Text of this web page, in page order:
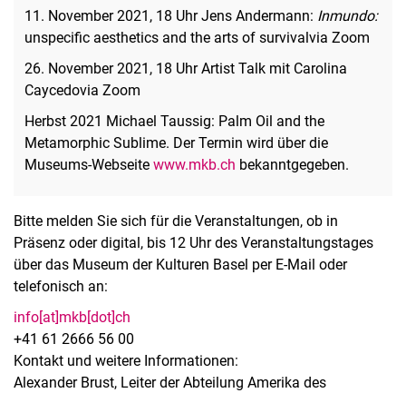
11. November 2021, 18 Uhr Jens Andermann: Inmundo:
unspecific aesthetics and the arts of survivalvia Zoom
26. November 2021, 18 Uhr Artist Talk mit Carolina
Caycedovia Zoom
Herbst 2021 Michael Taussig: Palm Oil and the
Metamorphic Sublime. Der Termin wird über die
Museums-Webseite www.mkb.ch bekanntgegeben.
Bitte melden Sie sich für die Veranstaltungen, ob in
Präsenz oder digital, bis 12 Uhr des Veranstaltungstages
über das Museum der Kulturen Basel per E-Mail oder
telefonisch an:
info[at]mkb[dot]ch
+41 61 2666 56 00
Kontakt und weitere Informationen:
Alexander Brust, Leiter der Abteilung Amerika des